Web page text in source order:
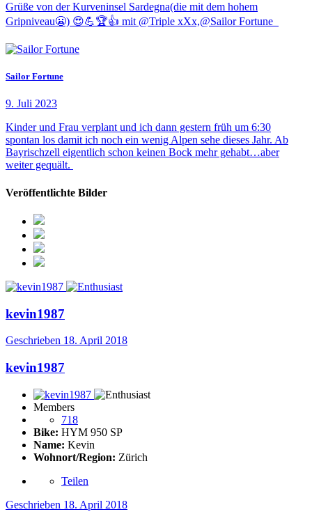
Grüße von der Kurveninsel Sardegna(die mit dem hohem
Gripniveau😬) 😍💪🏆👍 mit @Triple xXx,@Sailor Fortune
Sailor Fortune
9. Juli 2023
Kinder und Frau verplant und ich dann gestern früh um 6:30
spontan los damit ich noch ein wenig Alpen sehe dieses Jahr. Ab
Bayrischzell eigentlich schon keinen Bock mehr gehabt…aber
weiter gequält.
Veröffentlichte Bilder
kevin1987
Geschrieben 18. April 2018
kevin1987
Members
718
Bike: HYM 950 SP
Name: Kevin
Wohnort/Region: Zürich
Teilen
Geschrieben 18. April 2018